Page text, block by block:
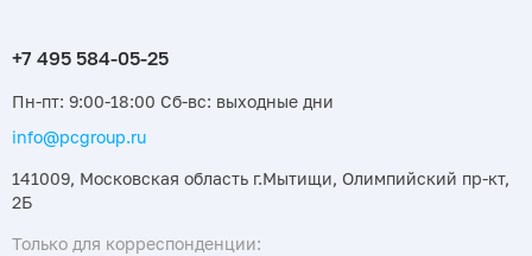
Пн-пт: 9:00-18:00 Сб-вс: выходные дни
info@pcgroup.ru
141009, Московская область г.Мытищи, Олимпийский пр-кт,
2Б
Только для корреспонденции: